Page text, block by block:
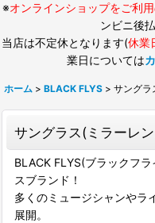
※オンラインショップをご利
ンビニ後
当店は不定休となります(休業
業日については
ホーム > BLACK FLYS > サングラ
サングラス(ミラーレ
BLACK FLYS(ブラックフ
スブランド！
多くのミュージシャンやラ
展開。